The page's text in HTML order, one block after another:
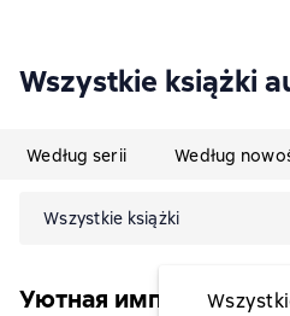
Wszystkie książki
Według serii Według
Wszystkie książki
Уютная империя